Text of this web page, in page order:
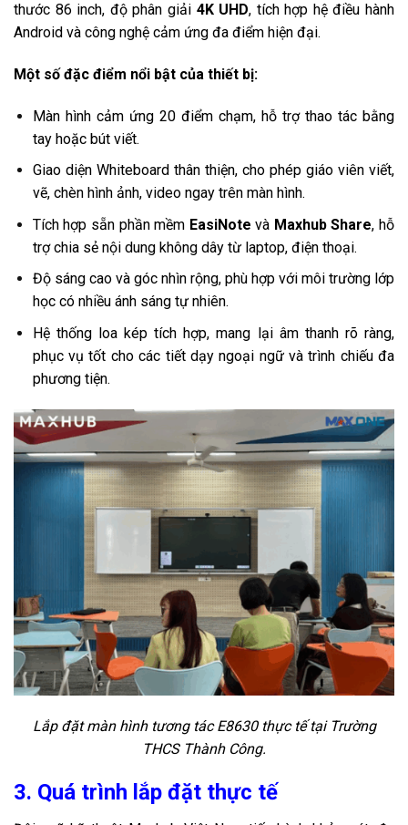
thước 86 inch, độ phân giải 4K UHD, tích hợp hệ điều hành
Android và công nghệ cảm ứng đa điểm hiện đại.
Một số đặc điểm nổi bật của thiết bị:
Màn hình cảm ứng 20 điểm chạm, hỗ trợ thao tác bằng
tay hoặc bút viết.
Giao diện Whiteboard thân thiện, cho phép giáo viên viết,
vẽ, chèn hình ảnh, video ngay trên màn hình.
Tích hợp sẵn phần mềm EasiNote và Maxhub Share, hỗ
trợ chia sẻ nội dung không dây từ laptop, điện thoại.
Độ sáng cao và góc nhìn rộng, phù hợp với môi trường lớp
học có nhiều ánh sáng tự nhiên.
Hệ thống loa kép tích hợp, mang lại âm thanh rõ ràng,
phục vụ tốt cho các tiết dạy ngoại ngữ và trình chiếu đa
phương tiện.
Lắp đặt màn hình tương tác E8630 thực tế tại Trường
THCS Thành Công.
3. Quá trình lắp đặt thực tế